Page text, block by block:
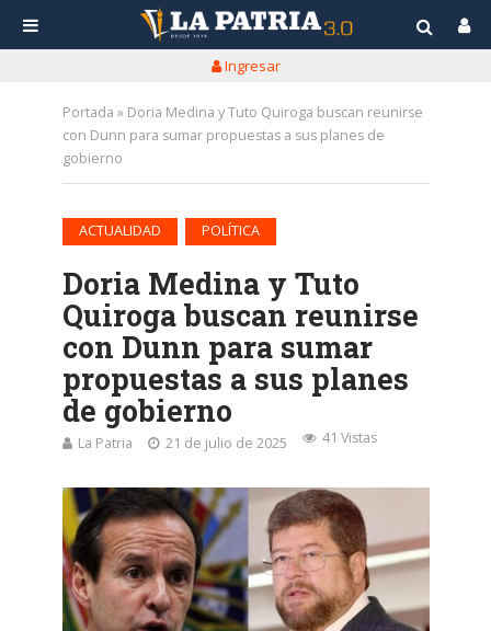
Ingresar
Portada » Doria Medina y Tuto Quiroga buscan reunirse
con Dunn para sumar propuestas a sus planes de
gobierno
ACTUALIDAD POLÍTICA
Doria Medina y Tuto
Quiroga buscan reunirse
con Dunn para sumar
propuestas a sus planes
de gobierno
La Patria 21 de julio de 2025 41 Vistas